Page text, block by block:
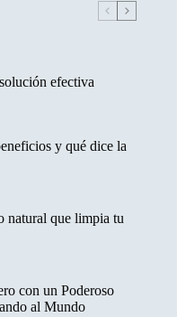
efectiva
y qué dice la
natural que limpia tu
con un Poderoso
al Mundo